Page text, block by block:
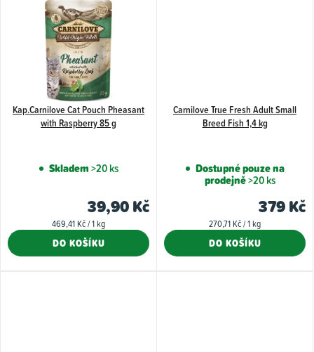
Kap.Carnilove Cat Pouch Pheasant
with Raspberry 85 g
Skladem>20 ks
39,90 Kč
Měrná
469,41 Kč / 1 kg
DO KOŠÍKU
Carnilove True Fresh Adult Small
Breed Fish 1,4 kg
Dostupné pouze na
prodejně>20 ks
379 Kč
Měrná
270,71 Kč / 1 kg
DO KOŠÍKU